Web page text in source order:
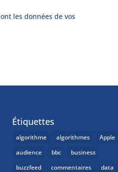
les données de vos
Étiquettes
algorithme algorithmes
Apple
audience
bbc
business
buzzfeed
commentaires
data